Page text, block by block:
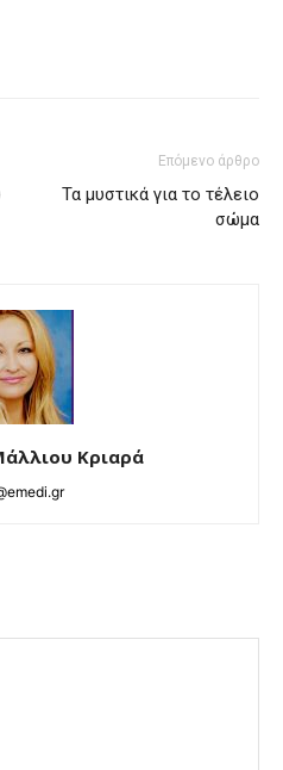
Επόμενο άρθρο
Τα μυστικά για το τέλειο
σώμα
Κριαρά